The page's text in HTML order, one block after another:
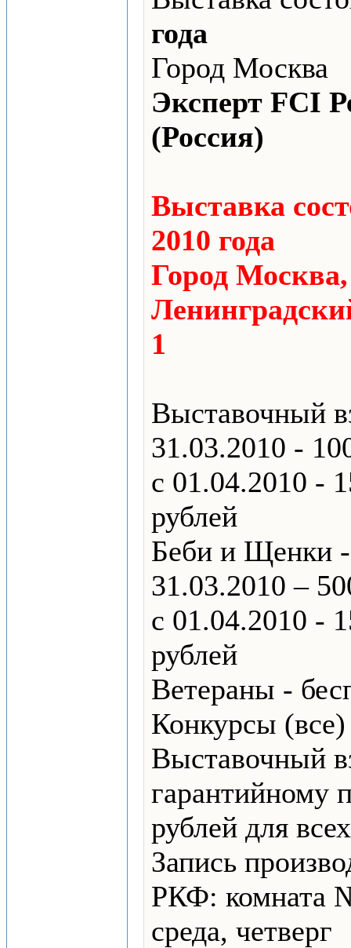
года
Город Москва
Эксперт FCI
(Россия)
Выставка
2010 года
Город
1
Выставочный
31.03.2010 -
с 01.04.2010 -
рублей
Беби и Щенки
31.03.2010 –
с 01.04.2010 -
рублей
Ветераны -
Конкурсы
Выставочный
гарантийному
рублей для всех
Запись
РКФ: комната
среда, четверг